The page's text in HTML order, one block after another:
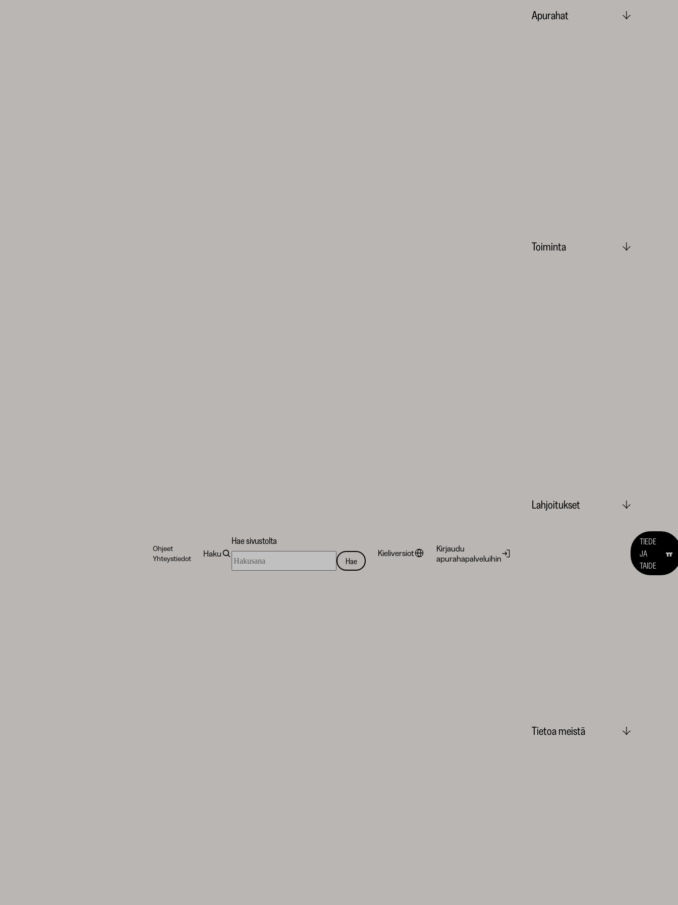
Ohjeet
Yhteystiedot
Haku
Hae sivustolta
sivustolta
Hae
Kieliversiot
Kirjaudu
apurahapalveluihin
Apurahat
Toiminta
Lahjoitukset
Tietoa meistä
TIEDE
JA
TAIDE